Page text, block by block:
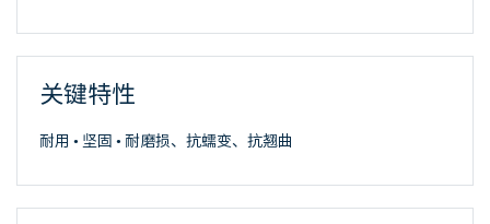
关键特性
耐用 • 坚固 • 耐磨损、抗蠕变、抗翘曲